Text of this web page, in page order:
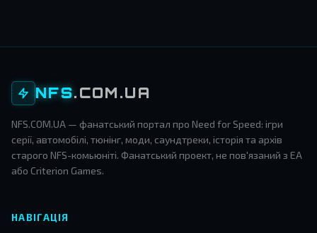
NFS.COM.UA
NFS.COM.UA — фанатський портал про Need for Speed: ігри
серії, автомобілі, тюнінг, моди, саундтреки, історія та архів
старого NFS-комьюніті. Фанатський проект, не пов'язаний з EA
або Criterion Games.
НАВІГАЦІЯ